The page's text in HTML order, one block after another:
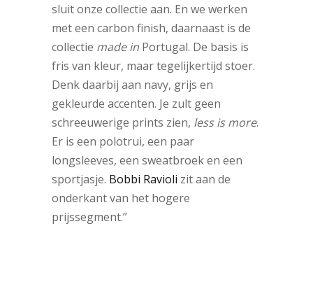
sluit onze collectie aan. En we werken
met een carbon finish, daarnaast is de
collectie made in Portugal. De basis is
fris van kleur, maar tegelijkertijd stoer.
Denk daarbij aan navy, grijs en
gekleurde accenten. Je zult geen
schreeuwerige prints zien, less is more.
Er is een polotrui, een paar
longsleeves, een sweatbroek en een
sportjasje. Bobbi Ravioli zit aan de
onderkant van het hogere
prijssegment.”